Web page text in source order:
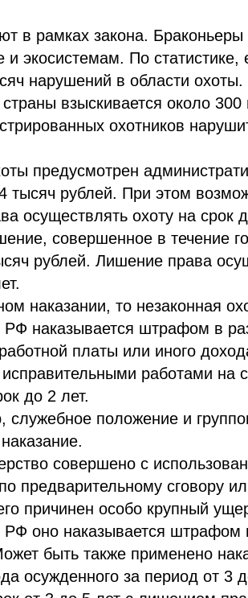
в рамках закона.
экосистемам. По статистике,
нарушений в области
взыскивается около
охотников
предусмотрен
тысяч рублей. При этом
осуществлять охоту на срок
совершенное в течение
рублей. Лишение права
наказании, то незаконная
РФ наказывается штрафом в
платы или иного
работами на
до 2 лет.
служебное положение и
совершено с
предварительному сговору
причинен особо крупный
РФ оно наказывается штрафом
быть также применено
осужденного за период от 3